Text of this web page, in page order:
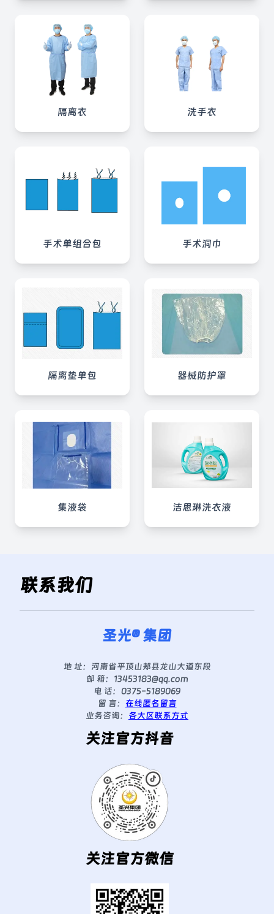
隔离衣 洗手衣
手术单组合包 手术洞巾
隔离垫单包 器械防护罩
集液袋 洁思琳洗衣液
联系我们
圣光® 集团
地 址： 河南省平顶山郏县龙山大道东段
邮 箱： 13453183@qq.com
电 话： 0375-5189069
留 言： 在线匿名留言
业务咨询： 各大区联系方式
关注官方抖音
关注官方微信